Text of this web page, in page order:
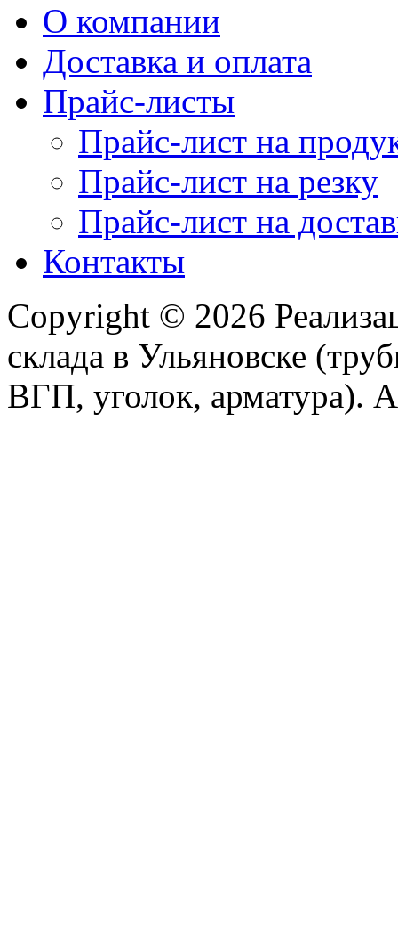
О компании
Доставка и оплата
Прайс-листы
Прайс-лист на
Прайс-лист на резку
Прайс-лист на
Контакты
Copyright © 2026
склада в Ульяновске
ВГП, уголок, арматура).